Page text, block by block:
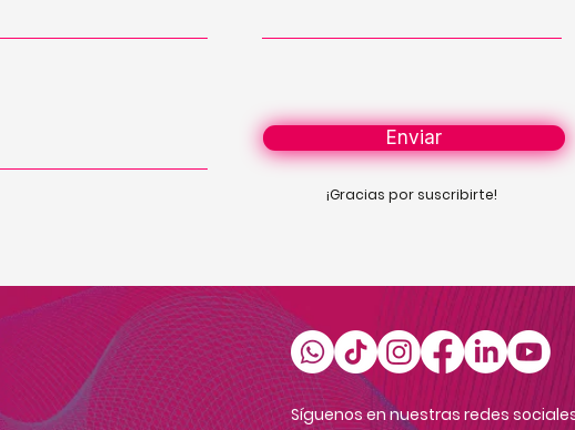
Enviar
¡Gracias por suscribirte!
Síguenos en nuestras redes